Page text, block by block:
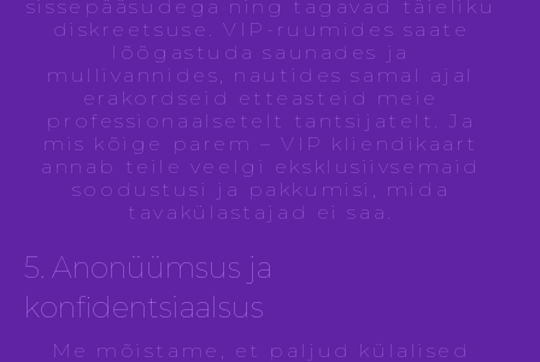
sissepääsudega ning tagavad täieliku
diskreetsuse. VIP-ruumides saate
lõõgastuda saunades ja
mullivannides, nautides samal ajal
erakordseid etteasteid meie
professionaalsetelt tantsijatelt. Ja
mis kõige parem – VIP kliendikaart
annab teile veelgi eksklusiivsemaid
soodustusi ja pakkumisi, mida
tavakülastajad ei saa.
5. Anonüümsus ja
konfidentsiaalsus
Me mõistame, et paljud külalised